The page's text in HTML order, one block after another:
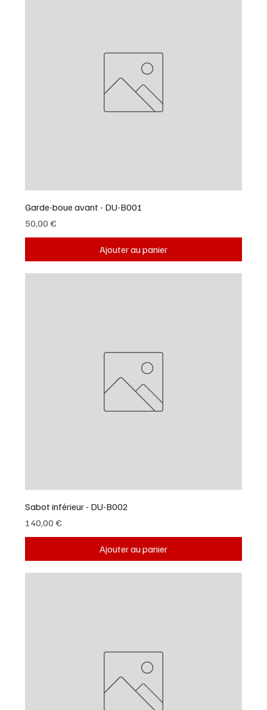
Garde-boue avant - DU-B001
Prix
50,00 €
Ajouter au panier
Sabot inférieur - DU-B002
Prix
140,00 €
Ajouter au panier